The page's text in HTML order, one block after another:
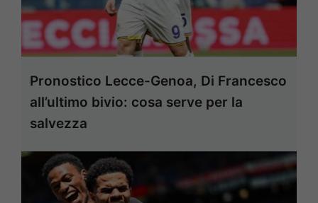
Pronostico Lecce-Genoa, Di Francesco
all’ultimo bivio: cosa serve per la
salvezza